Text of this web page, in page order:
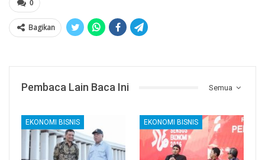
0
Bagikan
Semua
Pembaca Lain Baca Ini
EKONOMI BISNIS EKONOMI BISNIS